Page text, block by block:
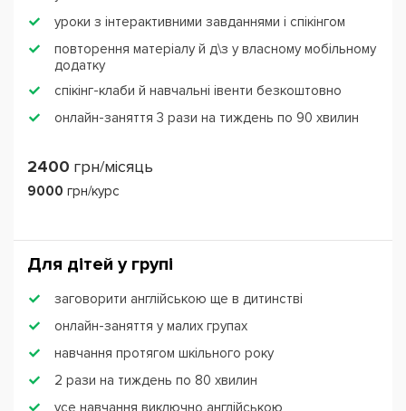
уроки з інтерактивними завданнями і спікінгом
повторення матеріалу й д\з у власному мобільному
додатку
спікінг-клаби й навчальні івенти безкоштовно
онлайн-заняття 3 рази на тиждень по 90 хвилин
2400 грн/місяць
9000 грн/курс
Для дітей у групі
заговорити англійською ще в дитинстві
онлайн-заняття у малих групах
навчання протягом шкільного року
2 рази на тиждень по 80 хвилин
усе навчання виключно англійською